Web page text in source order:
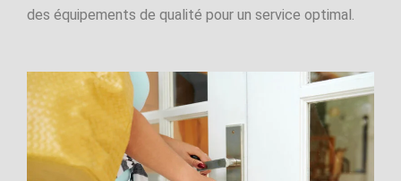
des équipements de qualité pour un service optimal.